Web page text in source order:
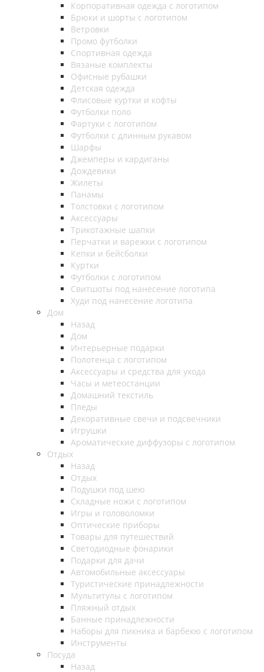
Корпоративная одежда с логотипом
Брюки и шорты с логотипом
Ветровки
Промо футболки
Спортивная одежда
Вязаные комплекты
Офисные рубашки
Детская одежда
Флисовые куртки и кофты
Футболки поло
Фартуки с логотипом
Футболки с длинным рукавом
Шарфы
Джемперы и кардиганы
Дождевики
Жилеты
Панамы
Толстовки с логотипом
Аксессуары
Трикотажные шапки
Перчатки и варежки с логотипом
Кепки и бейсболки
Куртки
Футболки с логотипом
Свитшоты под нанесение логотипа
Худи под нанесение логотипа
Дом
Назад
Дом
Интерьерные подарки
Полотенца с логотипом
Аксессуары и средства для ухода
Часы и метеостанции
Домашний текстиль
Пледы
Декоративные свечи и подсвечники
Игрушки
Ароматические диффузоры с логотипом
Отдых
Назад
Отдых
Подушки под шею
Складные ножи с логотипом
Игры и головоломки
Оптические приборы
Товары для путешествий
Светодиодные фонарики
Подарки для дачи
Автомобильные аксессуары
Туристические принадлежности
Мультитулы с логотипом
Пляжный отдых
Банные принадлежности
Наборы для пикника и барбекю с логотипом
Инструменты
Посуда
Назад